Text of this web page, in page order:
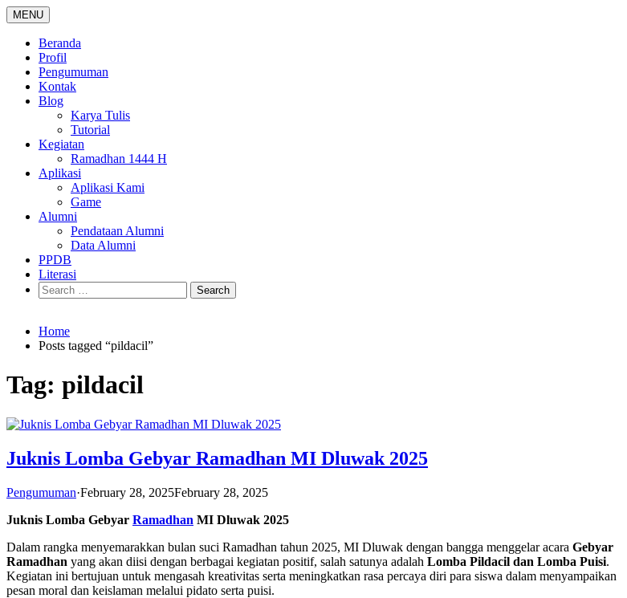
Skip
to
content
MENU
Beranda
Profil
Pengumuman
Kontak
Blog
Karya Tulis
Tutorial
Kegiatan
Ramadhan 1444 H
Aplikasi
Aplikasi Kami
Game
Alumni
Pendataan Alumni
Data Alumni
PPDB
Literasi
Search
for:
Home
Posts tagged “pildacil”
Tag: pildacil
Juknis Lomba Gebyar Ramadhan MI Dluwak 2025
Pengumuman·February 28, 2025February 28, 2025
Juknis Lomba Gebyar Ramadhan MI Dluwak 2025
Dalam rangka menyemarakkan bulan suci Ramadhan tahun 2025, MI Dluwak dengan bangga menggelar acara Gebyar
Ramadhan yang akan diisi dengan berbagai kegiatan positif, salah satunya adalah Lomba Pildacil dan Lomba Puisi.
Kegiatan ini bertujuan untuk mengasah kreativitas serta meningkatkan rasa percaya diri para siswa dalam menyampaikan
pesan moral dan keislaman melalui pidato serta puisi.